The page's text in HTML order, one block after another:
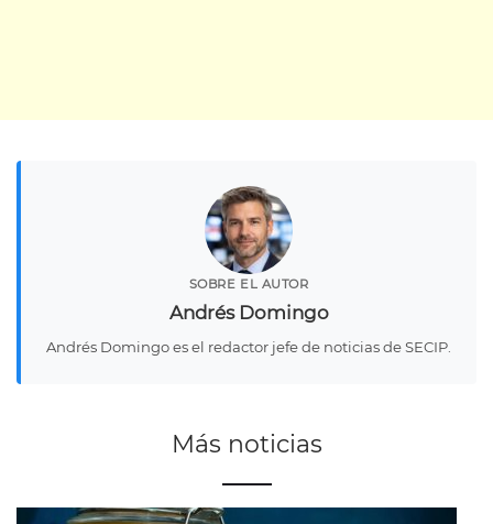
SOBRE EL AUTOR
Andrés Domingo
Andrés Domingo es el redactor jefe de noticias de SECIP.
Más noticias